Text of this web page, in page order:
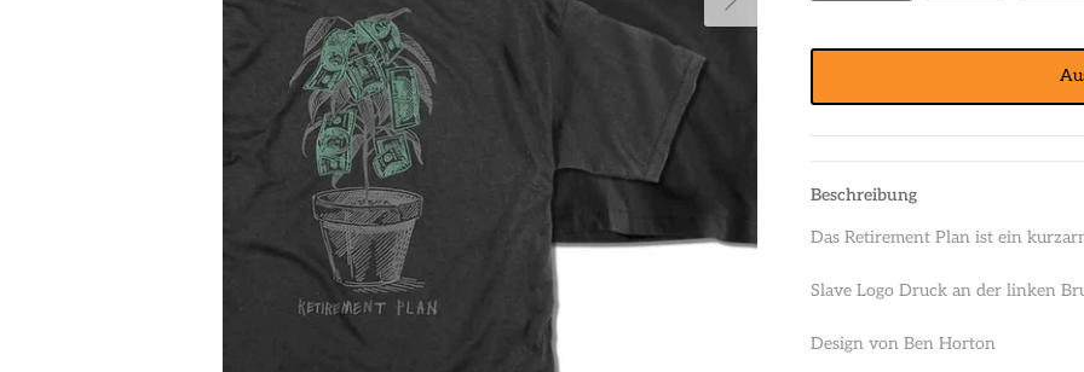
Beschreibung
Das Retirement Plan ist ein
Slave Logo Druck an der linken
Design von Ben Horton